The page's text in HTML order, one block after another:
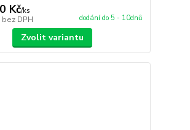
Kč/ks
bez DPH dodání do 5 - 10dnů
Zvolit variantu